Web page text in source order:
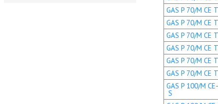
GAS P 70/M CE
GAS P 70/M CE
GAS P 70/M CE
GAS P 70/M CE
GAS P 70/M CE
GAS P 70/M CE
GAS P 100/M
S